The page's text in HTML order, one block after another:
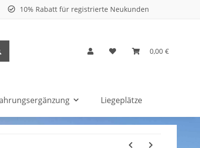
10% Rabatt für registrierte Neukunden
0,00 €
Liegeplätze